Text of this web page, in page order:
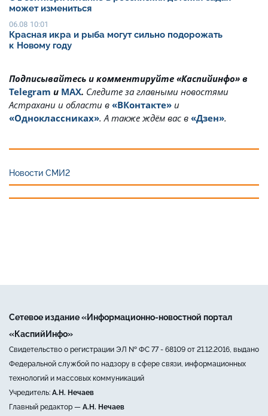
может измениться
06.08 10:01
Красная икра и рыба могут сильно подорожать
к Новому году
Подписывайтесь и комментируйте «Каспийинфо» в
Telegram и MAX. Cледите за главными новостями
Астрахани и области в «ВКонтакте» и
«Одноклассниках». А также ждём вас в «Дзен».
Новости СМИ2
Сетевое издание «Информационно-новостной портал
«КаспийИнфо»
Свидетельство о регистрации ЭЛ № ФС 77 - 68109 от 21.12.2016, выдано
Федеральной службой по надзору в сфере связи, информационных
технологий и массовых коммуникаций
Учредитель: А.Н. Нечаев
Главный редактор — А.Н. Нечаев